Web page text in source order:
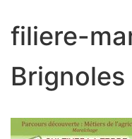
filiere-
Brignoles